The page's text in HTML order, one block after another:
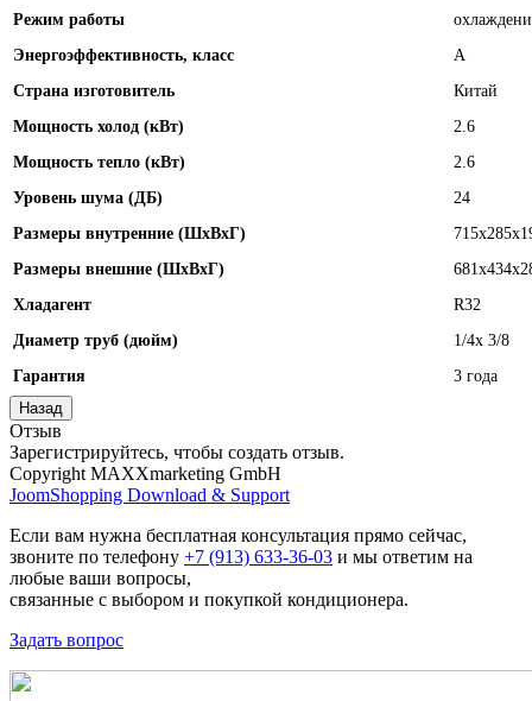
Режим работы
Энергоэффективность, класс
А
Страна изготовитель
Китай
Мощность холод (кВт)
2.6
Мощность тепло (кВт)
2.6
Уровень шума (ДБ)
24
Размеры внутренние (ШхВхГ)
Размеры внешние (ШхВхГ)
Хладагент
R32
Диаметр труб (дюйм)
1/4x 3/8
Гарантия
3 года
Отзыв
Зарегистрируйтесь, чтобы создать отзыв.
Copyright MAXXmarketing GmbH
JoomShopping Download & Support
Если вам нужна бесплатная консультация прямо сейчас,
звоните по телефону +7 (913) 633-36-03 и мы ответим на
любые ваши вопросы,
связанные с выбором и покупкой кондиционера.
Задать вопрос